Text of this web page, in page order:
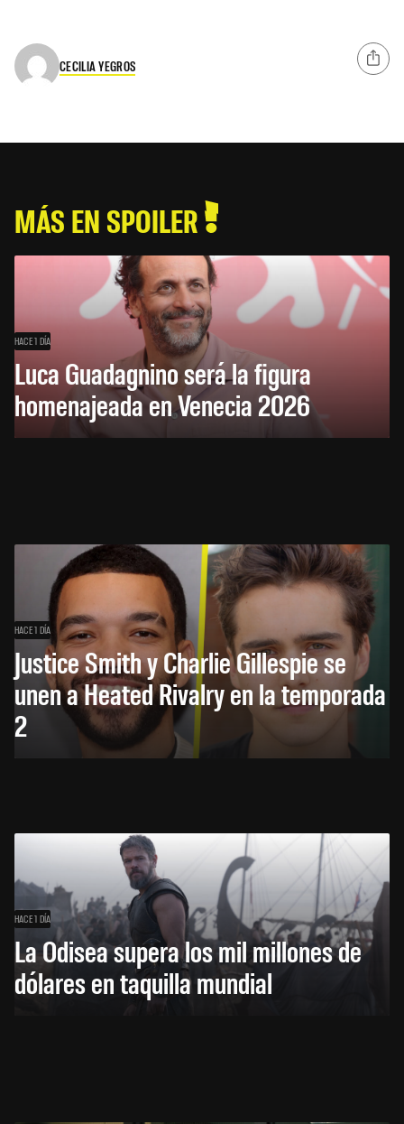
CECILIA YEGROS
MÁS EN SPOILER
HACE 1 DÍA
Luca Guadagnino será la figura
homenajeada en Venecia 2026
HACE 1 DÍA
Justice Smith y Charlie Gillespie se
unen a Heated Rivalry en la temporada
2
HACE 1 DÍA
La Odisea supera los mil millones de
dólares en taquilla mundial